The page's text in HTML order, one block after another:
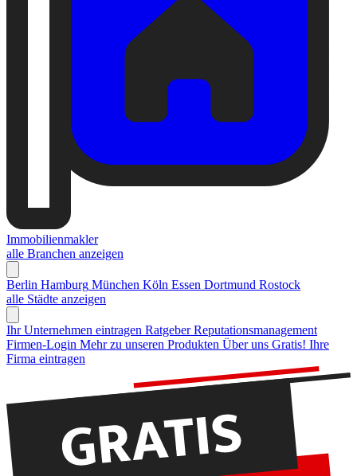
Immobilienmakler
alle Branchen anzeigen
Berlin Hamburg München Köln Essen Dortmund Rostock
alle Städte anzeigen
Ihr Unternehmen eintragen Ratgeber Reputationsmanagement
Firmen-Login Mehr zu unseren Produkten Über uns Gratis! Ihre
Firma eintragen